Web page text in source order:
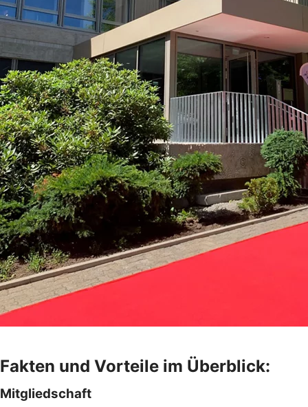
Fakten und Vorteile im Überblick:
Mitgliedschaft